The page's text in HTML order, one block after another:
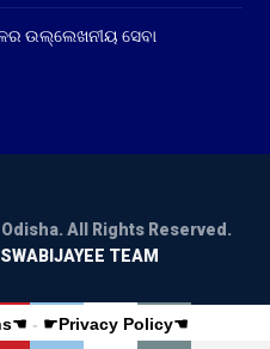
ଉଲ୍ଲେଖନୀୟ ସେବା
All Rights Reserved.
TEAM
- ☛Privacy Policy☚